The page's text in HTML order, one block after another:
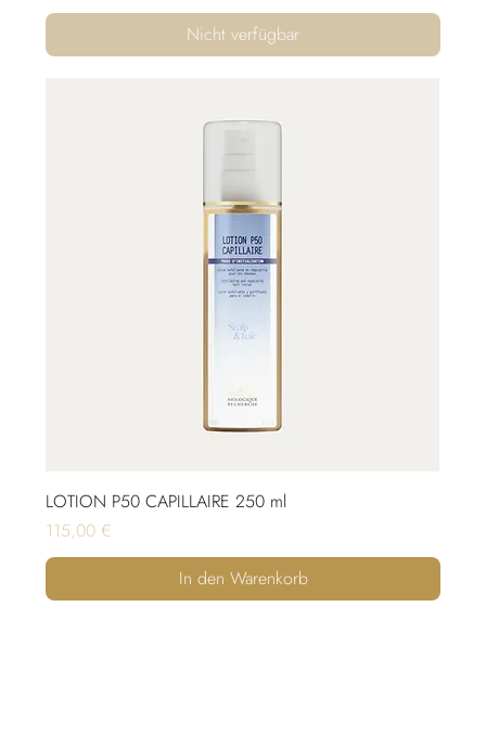
Nicht verfügbar
LOTION P50 CAPILLAIRE 250 ml
Preis
115,00 €
In den Warenkorb